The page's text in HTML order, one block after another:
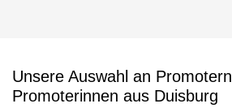
Unsere Auswahl an
Promoterinnen aus Duisburg